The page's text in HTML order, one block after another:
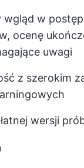
wgląd w
ocenę
uwagi
z szerokim
wersji